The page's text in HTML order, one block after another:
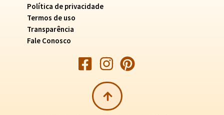
Política de privacidade
Termos de uso
Transparência
Fale Conosco